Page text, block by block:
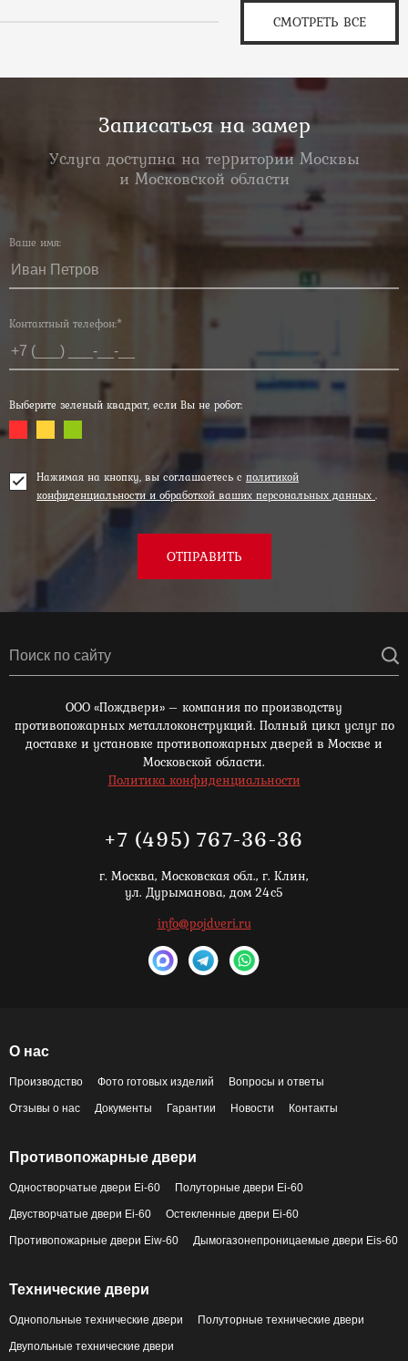
СМОТРЕТЬ ВСЕ
Записаться на замер
Услуга доступна на территории Москвы
и Московской области
Ваше имя:
Контактный телефон:*
Выберите зеленый квадрат, если Вы не робот:
Нажимая на кнопку, вы соглашаетесь с политикой
конфиденциальности и обработкой ваших персональных данных .
ОТПРАВИТЬ
ООО «Пождвери» – компания по производству
противопожарных металлоконструкций. Полный цикл услуг по
доставке и установке противопожарных дверей в Москве и
Московской области.
Политика конфиденциальности
+7 (495) 767-36-36
г. Москва, Московская обл., г. Клин,
ул. Дурыманова, дом 24с5
info@pojdveri.ru
О нас
Производство Фото готовых изделий Вопросы и ответы
Отзывы о нас Документы Гарантии Новости Контакты
Противопожарные двери
Одностворчатые двери Ei-60 Полуторные двери Ei-60
Двустворчатые двери Ei-60 Остекленные двери Ei-60
Противопожарные двери Eiw-60 Дымогазонепроницаемые двери Eis-60
Технические двери
Однопольные технические двери Полуторные технические двери
Двупольные технические двери